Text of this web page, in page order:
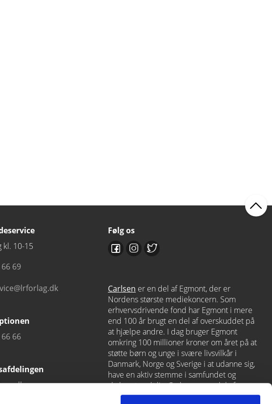
kl. 10-15
69
66
Følg os
Carlsen er en del af Egmont, der er
Nordens største mediekoncern. Som
erhvervsdrivende fond har Egmont i mere
end 100 år brugt en del af overskuddet på
at hjælpe andre. I dag bruger Egmont
omkring 100 millioner kroner om året på at
støtte børn og unge i svære livsvilkår i
Danmark, Norge og Sverige i at udanne sig,
have en aktiv stemme i samfundet og
skabe et godt liv. Carlsen er en del af
Egmont viaLindhardt og Ringhof, som